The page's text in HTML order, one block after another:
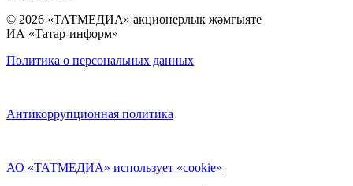
© 2026 «ТАТМЕДИА» акционерлык җәмгыяте
ИА «Татар-информ»
Политика о персональных данных
Антикоррупционная политика
АО «ТАТМЕДИА» использует «cookie»